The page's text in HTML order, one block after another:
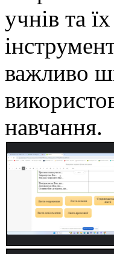
учнів та
важливо
навчання.